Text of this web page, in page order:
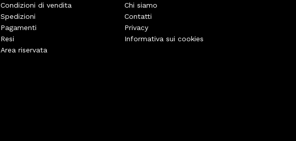
Condizioni di vendita
Spedizioni
Pagamenti
Resi
Area riservata
Chi siamo
Contatti
Privacy
Informativa sui cookies